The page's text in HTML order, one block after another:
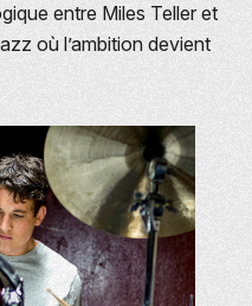
entre Miles Teller et
où l’ambition devient